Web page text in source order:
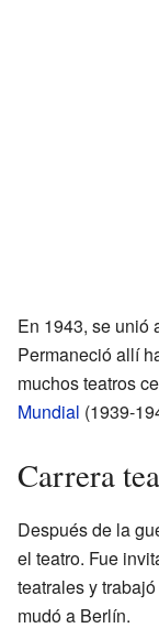
En 1943, se unió
Permaneció allí
muchos teatros
Mundial (1939-
Carrera
Después de la
el teatro. Fue
teatrales y
mudó a Berlín.